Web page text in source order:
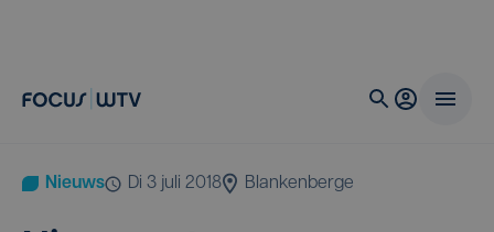
Nieuws di 3 juli 2018 Blankenberge